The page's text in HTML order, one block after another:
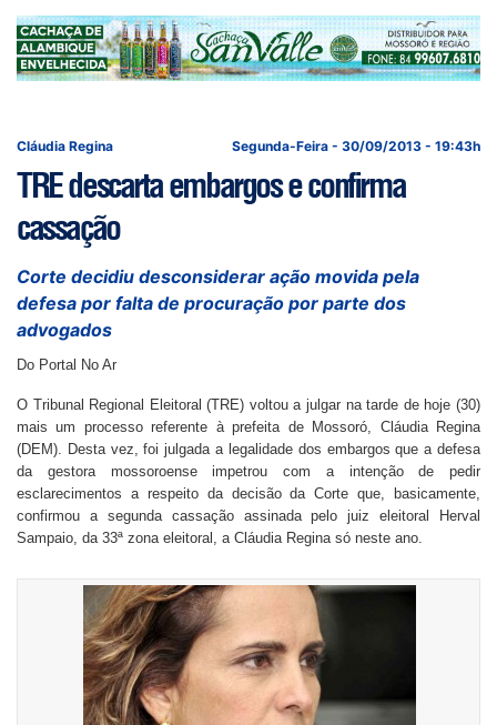
Segunda-Feira - 30/09/2013 - 19:43h
Cláudia Regina
TRE descarta embargos e confirma
cassação
Corte decidiu desconsiderar ação movida pela
defesa por falta de procuração por parte dos
advogados
Do Portal No Ar
O Tribunal Regional Eleitoral (TRE) voltou a julgar na tarde de hoje (30)
mais um processo referente à prefeita de Mossoró, Cláudia Regina
(DEM). Desta vez, foi julgada a legalidade dos embargos que a defesa
da gestora mossoroense impetrou com a intenção de pedir
esclarecimentos a respeito da decisão da Corte que, basicamente,
confirmou a segunda cassação assinada pelo juiz eleitoral Herval
Sampaio, da 33ª zona eleitoral, a Cláudia Regina só neste ano.